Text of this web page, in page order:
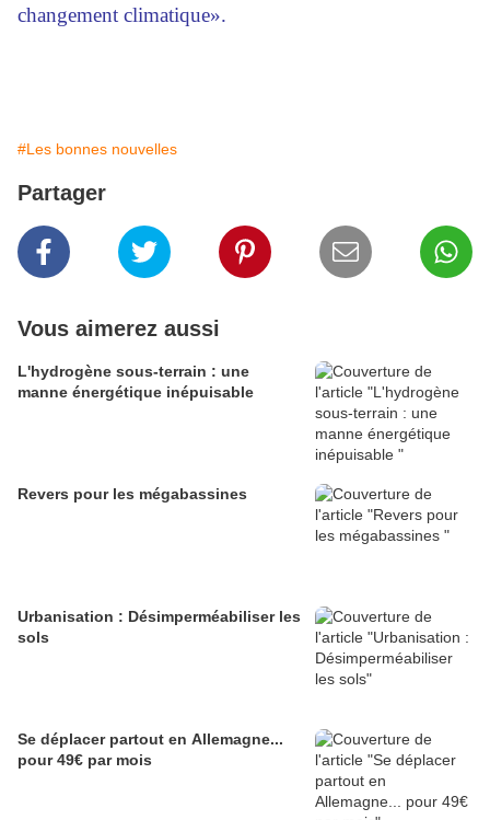
changement climatique».
#Les bonnes nouvelles
Partager
Vous aimerez aussi
L'hydrogène sous-terrain : une
manne énergétique inépuisable
Revers pour les mégabassines
Urbanisation : Désimperméabiliser les
sols
Se déplacer partout en Allemagne...
pour 49€ par mois